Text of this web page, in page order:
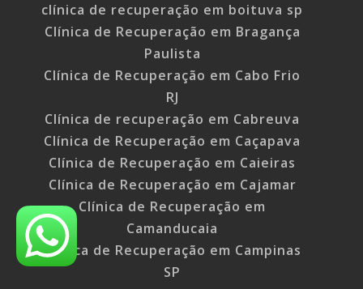
clínica de recuperação em boituva sp
Clínica de Recuperação em Bragança
Paulista
Clínica de Recuperação em Cabo Frio
RJ
Clínica de recuperação em Cabreuva
Clínica de Recuperação em Caçapava
Clínica de Recuperação em Caieiras
Clínica de Recuperação em Cajamar
Clínica de Recuperação em
Camanducaia
Clínica de Recuperação em Campinas
SP